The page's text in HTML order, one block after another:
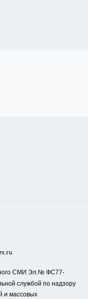
СМИ Эл.№ ФС77-
службой по надзору
и массовых